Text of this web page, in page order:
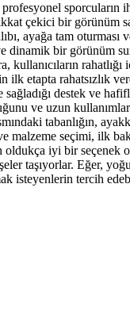
çekici bir
ayağa tam oturması
dinamik bir görünüm
kullanıcıların
ilk etapta
destek ve
ve uzun
tabanlığın,
malzeme seçimi, ilk
iyi bir seçenek
taşıyorlar. Eğer,
isteyenlerin tercih